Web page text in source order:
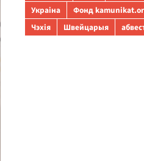
Украіна
Фонд
Чэхія
Швейцарыя